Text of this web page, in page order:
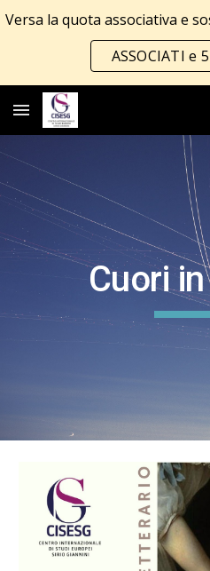
Skip to main content
ASSOCIATI e
Cuori